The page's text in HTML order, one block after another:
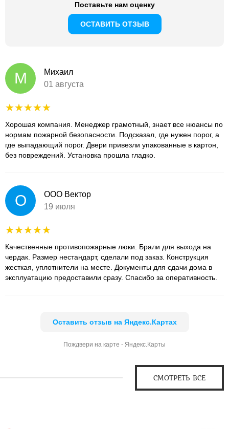
Поставьте нам оценку
ОСТАВИТЬ ОТЗЫВ
М
Михаил
01 августа
Хорошая компания. Менеджер грамотный, знает все нюансы по
нормам пожарной безопасности. Подсказал, где нужен порог, а
где выпадающий порог. Двери привезли упакованные в картон,
без повреждений. Установка прошла гладко.
О
ООО Вектор
19 июля
Качественные противопожарные люки. Брали для выхода на
чердак. Размер нестандарт, сделали под заказ. Конструкция
жесткая, уплотнители на месте. Документы для сдачи дома в
эксплуатацию предоставили сразу. Спасибо за оперативность.
Оставить отзыв на Яндекс.Картах
Пождвери на карте - Яндекс.Карты
СМОТРЕТЬ ВСЕ